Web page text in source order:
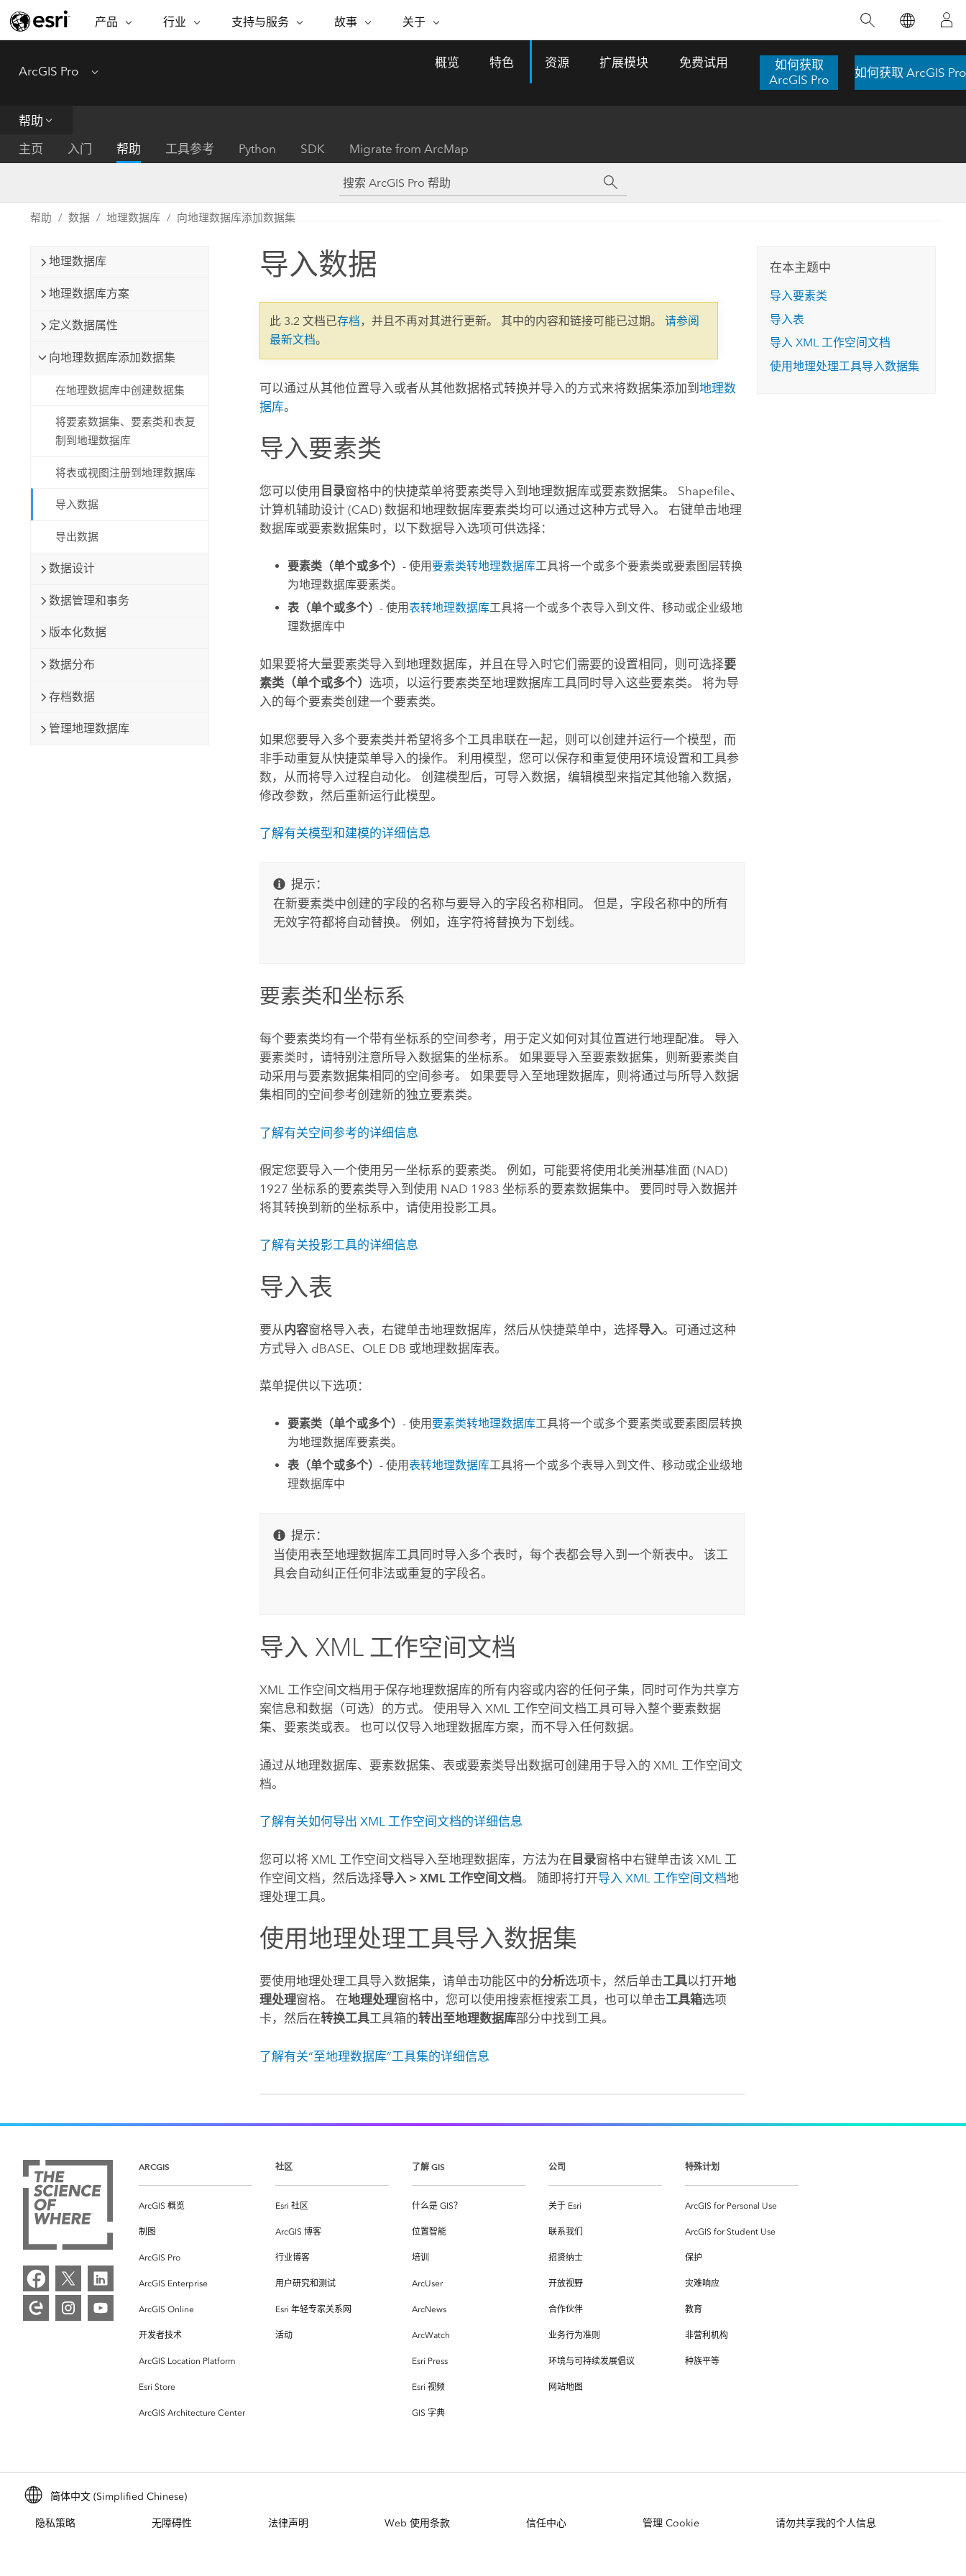
产品
ARCGIS
完整的 SaaS 制图平台
ArcGIS Enterprise
开发者技术
构建制图和空间分析应用程序
功能
将位置引入分析
集成、编辑和共享空间数据
Esri 产品、合作伙伴产品和开发
互式地图，探索产品功能，或者直接开始免
探索 ArcGIS Pro
行业
行业
保护
能源公用事业
州和地方政府
电信
交通运输
所有行业
专题倡议
基础设施管理
者了解基础设施工程与周围环境的关系。
探索基础设施管理
支持与服务
支持与服务 自助服务
文档
My Esri
故事
ESRI 故事
现实世界的全球 GIS 创新
客
行业新闻和 ArcGIS 更新
所有故事
动提供了有力支持。
关于
关于 ESRI
合作伙伴
招贤纳士
数字孪生体
推荐书籍
ArcGIS Pro Menu
概览 特色 资源 扩展模块 免费试用
如何获取
ArcGIS Pro
如何获取 ArcGIS Pro
帮助
主页
入门 帮助 工具参考 Python SDK Migrate from ArcMap
帮助 数据 地理数据库 向地理数据库添加数据集
地理数据库
地理数据库方案
定义数据属性
向地理数据库添加数据集
在地理数据库中创建数据集
将要素数据集、要素类和表复
制到地理数据库
将表或视图注册到地理数据库
导入数据
导出数据
数据设计
数据管理和事务
版本化数据
数据分布
存档数据
管理地理数据库
导入数据
此 3.2 文档已存档，并且不再对其进行更新。 其中的内容和链接可能已过期。请参阅
最新文档。
可以通过从其他位置导入或者从其他数据格式转换并导入的方式来将数据集添加到地理数
据库。
导入要素类
您可以使用 目录窗格中的快捷菜单将要素类导入到地理数据库或要素数据集。 Shapefile、
计算机辅助设计 (CAD) 数据和地理数据库要素类均可以通过这种方式导入。 右键单击地理
数据库或要素数据集时，以下数据导入选项可供选择：
要素类（单个或多个） - 使用要素类转地理数据库工具将一个或多个要素类或要素图层转换
为地理数据库要素类。
表（单个或多个） - 使用表转地理数据库工具将一个或多个表导入到文件、移动或企业级地
理数据库中
如果要将大量要素类导入到地理数据库，并且在导入时它们需要的设置相同，则可选择要
素类（单个或多个） 选项，以运行要素类至地理数据库工具同时导入这些要素类。 将为导
入的每个要素类创建一个要素类。
如果您要导入多个要素类并希望将多个工具串联在一起，则可以创建并运行一个模型，而
非手动重复从快捷菜单导入的操作。 利用模型，您可以保存和重复使用环境设置和工具参
数，从而将导入过程自动化。 创建模型后，可导入数据，编辑模型来指定其他输入数据，
修改参数，然后重新运行此模型。
了解有关模型和建模的详细信息
提示：
在新要素类中创建的字段的名称与要导入的字段名称相同。 但是，字段名称中的所有
无效字符都将自动替换。 例如，连字符将替换为下划线。
要素类和坐标系
每个要素类均有一个带有坐标系的空间参考，用于定义如何对其位置进行地理配准。 导入
要素类时，请特别注意所导入数据集的坐标系。 如果要导入至要素数据集，则新要素类自
动采用与要素数据集相同的空间参考。 如果要导入至地理数据库，则将通过与所导入数据
集相同的空间参考创建新的独立要素类。
了解有关空间参考的详细信息
假定您要导入一个使用另一坐标系的要素类。 例如，可能要将使用北美洲基准面 (NAD)
1927 坐标系的要素类导入到使用 NAD 1983 坐标系的要素数据集中。 要同时导入数据并
将其转换到新的坐标系中，请使用投影工具。
了解有关投影工具的详细信息
导入表
要从内容窗格导入表，右键单击地理数据库，然后从快捷菜单中，选择导入。可通过这种
方式导入 dBASE、OLE DB 或地理数据库表。
菜单提供以下选项：
要素类（单个或多个） - 使用要素类转地理数据库工具将一个或多个要素类或要素图层转换
为地理数据库要素类。
表（单个或多个） - 使用表转地理数据库工具将一个或多个表导入到文件、移动或企业级地
理数据库中
提示：
当使用 表至地理数据库工具同时导入多个表时，每个表都会导入到一个新表中。 该工
具会自动纠正任何非法或重复的字段名。
导入 XML 工作空间文档
XML 工作空间文档用于保存地理数据库的所有内容或内容的任何子集，同时可作为共享方
案信息和数据（可选）的方式。 使用 导入 XML 工作空间文档工具可导入整个要素数据
集、要素类或表。 也可以仅导入地理数据库方案，而不导入任何数据。
通过从地理数据库、要素数据集、表或要素类导出数据可创建用于导入的 XML 工作空间文
档。
了解有关如何导出 XML 工作空间文档的详细信息
您可以将 XML 工作空间文档导入至地理数据库，方法为在 目录窗格中右键单击该 XML 工
作空间文档，然后选择导入 > XML 工作空间文档。 随即将打开导入 XML 工作空间文档地
理处理工具。
使用地理处理工具导入数据集
要使用地理处理工具导入数据集，请单击功能区中的分析选项卡，然后单击工具以打开地
理处理窗格。 在地理处理窗格中，您可以使用搜索框搜索工具，也可以单击工具箱选项
卡，然后在转换工具工具箱的转出至地理数据库部分中找到工具。
了解有关“至地理数据库”工具集的详细信息
在本主题中
导入要素类
导入表
导入 XML 工作空间文档
使用地理处理工具导入数据集
ARCGIS
ArcGIS 概览
制图
ArcGIS Pro
ArcGIS Enterprise
ArcGIS Online
开发者技术
ArcGIS Location Platform
Esri Store
ArcGIS Architecture Center
社区
Esri 社区
ArcGIS 博客
行业博客
用户研究和测试
Esri 年轻专家关系网
活动
了解 GIS
什么是 GIS？
位置智能
培训
ArcUser
ArcNews
ArcWatch
Esri Press
Esri 视频
GIS 字典
公司
关于 Esri
联系我们
招贤纳士
开放视野
合作伙伴
业务行为准则
环境与可持续发展倡议
网站地图
特殊计划
ArcGIS for Personal Use
ArcGIS for Student Use
保护
灾难响应
教育
非营利机构
种族平等
简体中文 (Simplified Chinese)
隐私策略 无障碍性 法律声明 Web 使用条款 信任中心 管理 Cookie 请勿共享我的个人信息